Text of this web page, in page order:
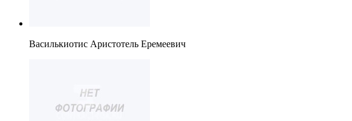
Василькиотис Аристотель Еремеевич